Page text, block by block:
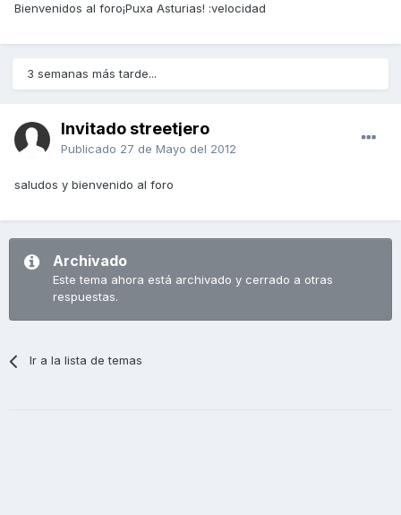
Bienvenidos al foro¡Puxa Asturias! :velocidad
3 semanas más tarde...
Invitado streetjero
Publicado 27 de Mayo del 2012
saludos y bienvenido al foro
Archivado
Este tema ahora está archivado y cerrado a otras
respuestas.
Ir a la lista de temas